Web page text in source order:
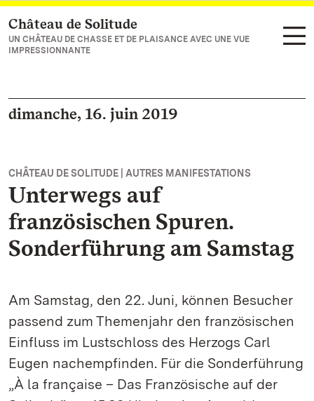
Vers la page d’accueil
Château de Solitude
UN CHÂTEAU DE CHASSE ET DE PLAISANCE AVEC UNE VUE
IMPRESSIONNANTE
dimanche, 16. juin 2019
CHÂTEAU DE SOLITUDE | AUTRES MANIFESTATIONS
Unterwegs auf
französischen Spuren.
Sonderführung am Samstag
Am Samstag, den 22. Juni, können Besucher
passend zum Themenjahr den französischen
Einfluss im Lustschloss des Herzogs Carl
Eugen nachempfinden. Für die Sonderführung
„À la française – Das Französische auf der